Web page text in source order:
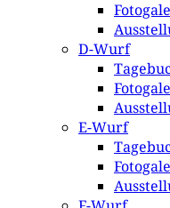
D-Wurf
E-Wurf